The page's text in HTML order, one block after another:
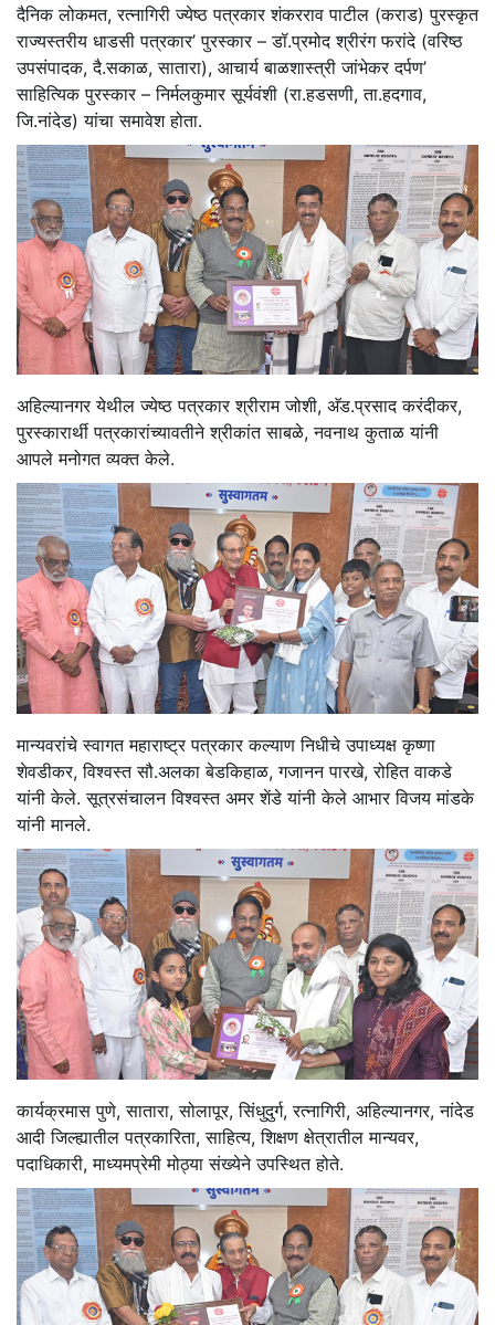
दैनिक लोकमत, रत्नागिरी ज्येष्ठ पत्रकार शंकरराव पाटील (कराड) पुरस्कृत
राज्यस्तरीय धाडसी पत्रकार’ पुरस्कार – डॉ.प्रमोद श्रीरंग फरांदे (वरिष्ठ
उपसंपादक, दै.सकाळ, सातारा), आचार्य बाळशास्त्री जांभेकर दर्पण’
साहित्यिक पुरस्कार – निर्मलकुमार सूर्यवंशी (रा.हडसणी, ता.हदगाव,
जि.नांदेड) यांचा समावेश होता.
अहिल्यानगर येथील ज्येष्ठ पत्रकार श्रीराम जोशी, अ‍ॅड.प्रसाद करंदीकर,
पुरस्कारार्थी पत्रकारांच्यावतीने श्रीकांत साबळे, नवनाथ कुताळ यांनी
आपले मनोगत व्यक्त केले.
मान्यवरांचे स्वागत महाराष्ट्र पत्रकार कल्याण निधीचे उपाध्यक्ष कृष्णा
शेवडीकर, विश्वस्त सौ.अलका बेडकिहाळ, गजानन पारखे, रोहित वाकडे
यांनी केले. सूत्रसंचालन विश्वस्त अमर शेंडे यांनी केले आभार विजय मांडके
यांनी मानले.
कार्यक्रमास पुणे, सातारा, सोलापूर, सिंधुदुर्ग, रत्नागिरी, अहिल्यानगर, नांदेड
आदी जिल्ह्यातील पत्रकारिता, साहित्य, शिक्षण क्षेत्रातील मान्यवर,
पदाधिकारी, माध्यमप्रेमी मोठ्या संख्येने उपस्थित होते.